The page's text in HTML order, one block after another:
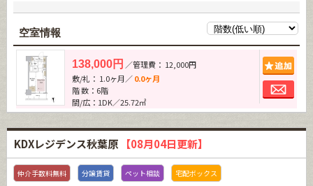
空室情報
138,000円 ／管理費： 12,000円
敷/礼： 1.0ヶ月／0.0ヶ月
階 数：6階
間/広：1DK／25.72㎡
KDXレジデンス秋葉原 【08月04日更新】
仲介手数料無料 分譲賃貸 ペット相談 宅配ボックス